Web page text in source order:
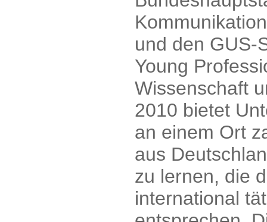
und den GUS-
Young
Wissenschaft
2010 bietet
an einem Ort
aus
zu lernen, die
international